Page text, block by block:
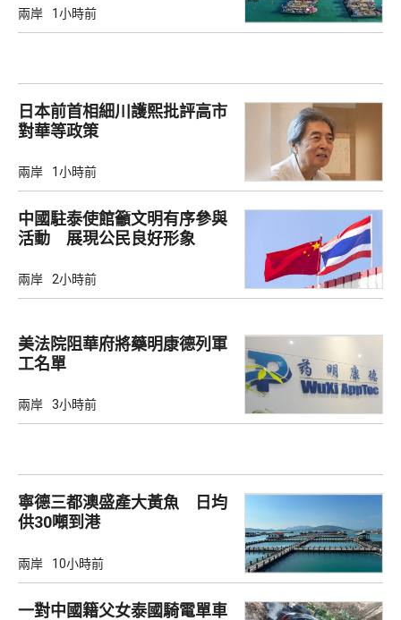
兩岸 1小時前
日本前首相細川護熙批評高市
對華等政策
兩岸 1小時前
中國駐泰使館籲文明有序參與
活動 展現公民良好形象
兩岸 2小時前
美法院阻華府將藥明康德列軍
工名單
兩岸 3小時前
寧德三都澳盛產大黃魚 日均
供30噸到港
兩岸 10小時前
一對中國籍父女泰國騎電單車